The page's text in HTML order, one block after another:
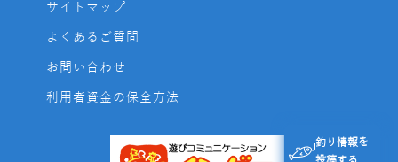
釣り情報を
サイトマップ
よくあるご質問
お問い合わせ
利用者資金の保全方法